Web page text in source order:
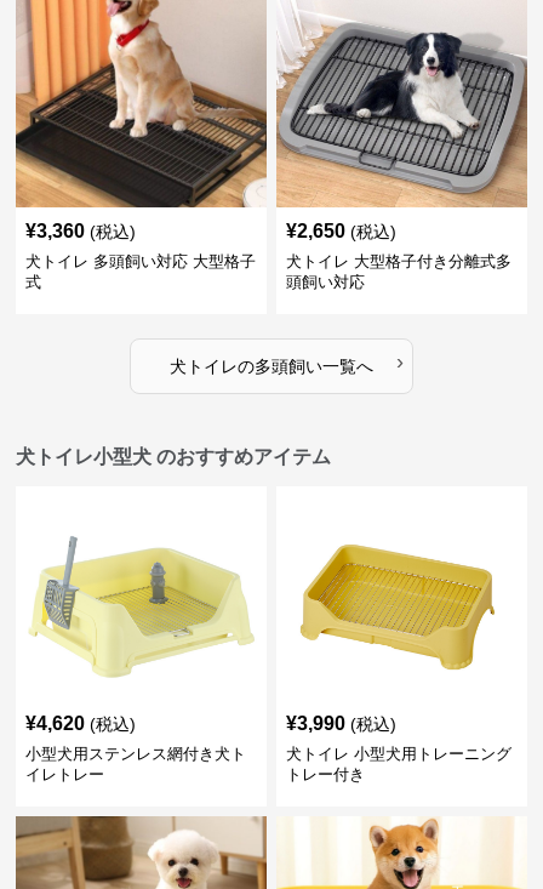
¥3,360 (税込)
犬トイレ 多頭飼い対応 大型格子
式
¥2,650 (税込)
犬トイレ 大型格子付き分離式多
頭飼い対応
犬トイレの多頭飼い一覧へ ›
犬トイレ小型犬 のおすすめアイテム
¥4,620 (税込)
小型犬用ステンレス網付き犬ト
イレトレー
¥3,990 (税込)
犬トイレ 小型犬用トレーニング
トレー付き